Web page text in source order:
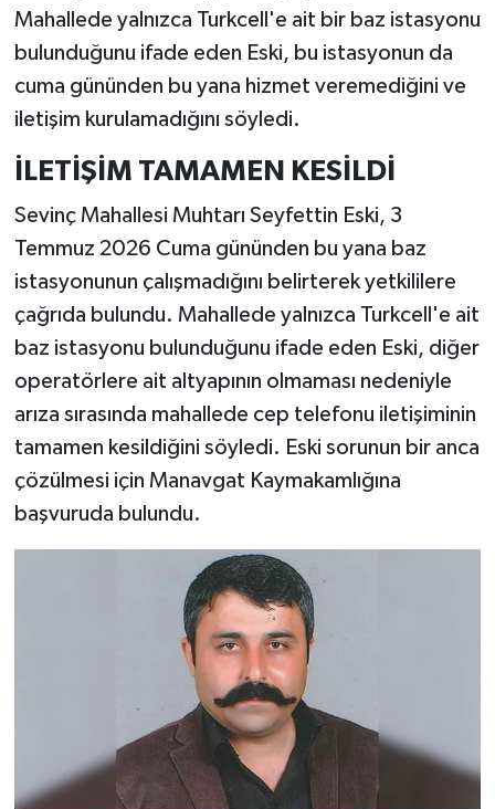
Mahallede yalnızca Turkcell'e ait bir baz istasyonu
bulunduğunu ifade eden Eski, bu istasyonun da
cuma gününden bu yana hizmet veremediğini ve
iletişim kurulamadığını söyledi.
İLETİŞİM TAMAMEN KESİLDİ
Sevinç Mahallesi Muhtarı Seyfettin Eski, 3
Temmuz 2026 Cuma gününden bu yana baz
istasyonunun çalışmadığını belirterek yetkililere
çağrıda bulundu. Mahallede yalnızca Turkcell'e ait
baz istasyonu bulunduğunu ifade eden Eski, diğer
operatörlere ait altyapının olmaması nedeniyle
arıza sırasında mahallede cep telefonu iletişiminin
tamamen kesildiğini söyledi. Eski sorunun bir anca
çözülmesi için Manavgat Kaymakamlığına
başvuruda bulundu.